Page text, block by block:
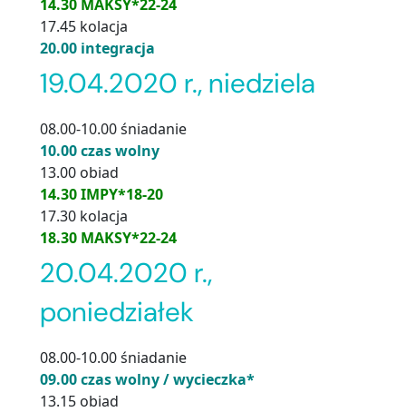
14.30 MAKSY*22-24
17.45 kolacja
20.00 integracja
19.04.2020 r., niedziela
08.00-10.00 śniadanie
10.00 czas wolny
13.00 obiad
14.30 IMPY*18-20
17.30 kolacja
18.30 MAKSY*22-24
20.04.2020 r.,
poniedziałek
08.00-10.00 śniadanie
09.00 czas wolny / wycieczka*
13.15 obiad